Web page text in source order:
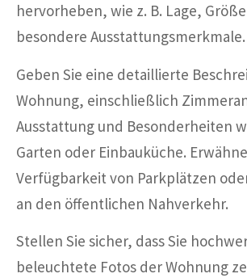
hervorheben, wie z. B. Lage,
besondere Ausstattungsmerkmale.
Geben Sie eine detaillierte
Wohnung, einschließlich
Ausstattung und Besonderheiten
Garten oder Einbauküche.
Verfügbarkeit von Parkplätzen
an den öffentlichen Nahverkehr.
Stellen Sie sicher, dass Sie
beleuchtete Fotos der Wohnung